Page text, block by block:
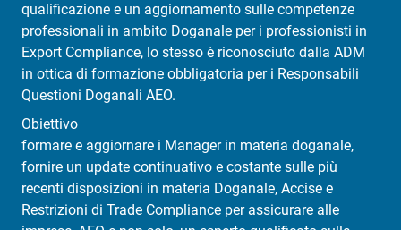
qualificazione e un aggiornamento sulle competenze
professionali in ambito Doganale per i professionisti in
Export Compliance, lo stesso è riconosciuto dalla ADM
in ottica di formazione obbligatoria per i Responsabili
Questioni Doganali AEO.
Obiettivo
formare e aggiornare i Manager in materia doganale,
fornire un update continuativo e costante sulle più
recenti disposizioni in materia Doganale, Accise e
Restrizioni di Trade Compliance per assicurare alle